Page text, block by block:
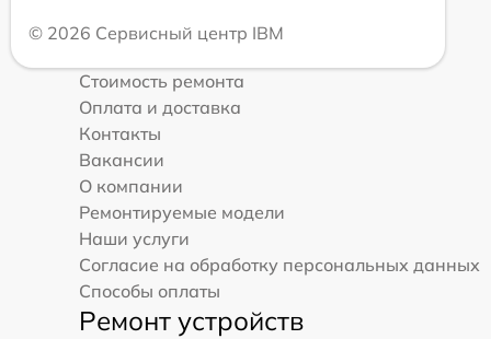
© 2026 Сервисный центр IBM
Стоимость ремонта
Оплата и доставка
Контакты
Вакансии
О компании
Ремонтируемые модели
Наши услуги
Согласие на обработку персональных данных
Способы оплаты
Ремонт устройств